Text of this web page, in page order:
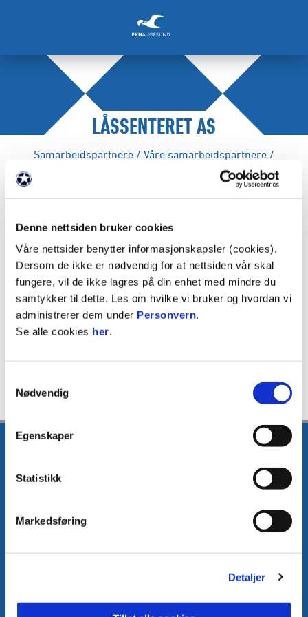
Denne nettsiden bruker cookies
Våre nettsider benytter informasjonskapsler (cookies).
Dersom de ikke er nødvendig for at nettsiden vår skal
fungere, vil de ikke lagres på din enhet med mindre du
samtykker til dette. Les om hvilke vi bruker og hvordan vi
administrerer dem under Personvern.
Se alle cookies her.
Nødvendig
Egenskaper
Statistikk
Markedsføring
Detaljer
LÅSSENTERET AS
Samarbeidspartnere / Våre samarbeidspartnere /
FAKTA
Partnernivå: Tinnmåke
Webadresse:https://lassenteret.no
E-post:media@fkh.no +47 41 00 00 55